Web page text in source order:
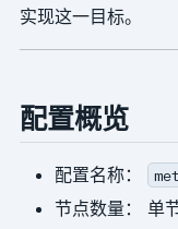
实现这一目标。
配置概览
配置名称：
节点数量： 单